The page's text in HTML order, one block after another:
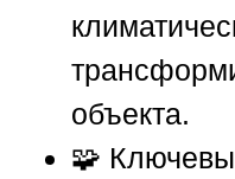
объекта.
🧩